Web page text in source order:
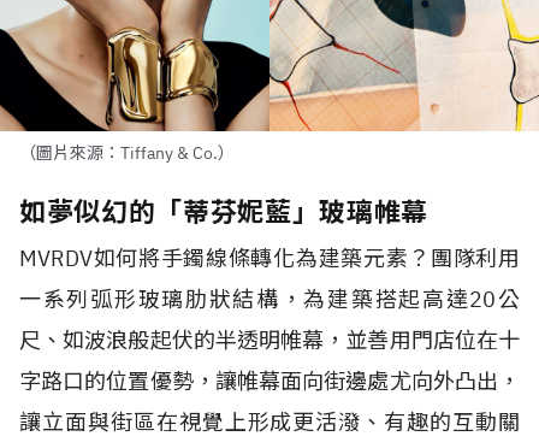
（圖片來源：Tiffany & Co.）
如夢似幻的「蒂芬妮藍」玻璃帷幕
MVRDV如何將手鐲線條轉化為建築元素？團隊利用
一系列弧形玻璃肋狀結構，為建築搭起高達20公
尺、如波浪般起伏的半透明帷幕，並善用門店位在十
字路口的位置優勢，讓帷幕面向街邊處尤向外凸出，
讓立面與街區在視覺上形成更活潑、有趣的互動關